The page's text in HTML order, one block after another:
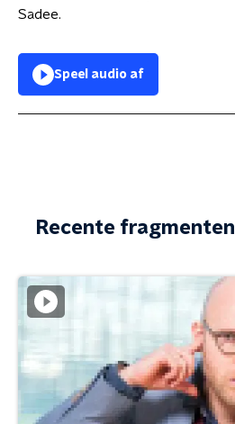
Sadee.
Speel audio af
Recente fragmenten